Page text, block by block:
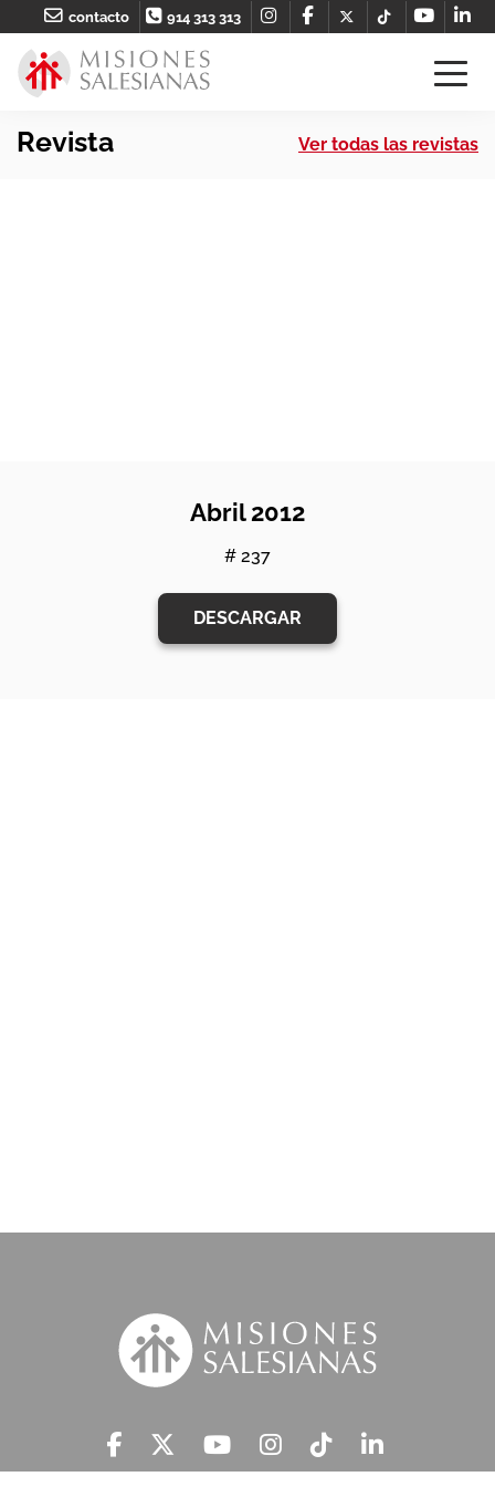
contacto 914 313 313
Revista Ver todas las revistas
Abril 2012
# 237
DESCARGAR